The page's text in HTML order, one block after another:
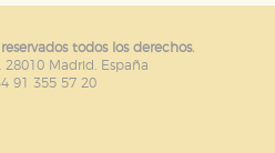
todos los derechos.
Madrid. España
91 355 57 20